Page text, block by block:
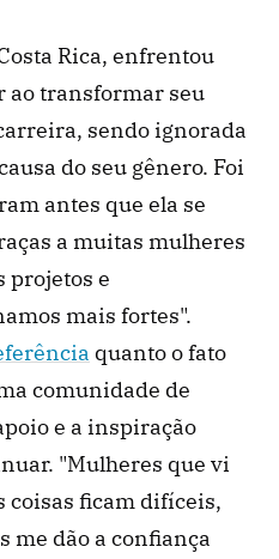
Rica, enfrentou
ao transformar seu
sendo ignorada
do seu gênero. Foi
antes que ela se
a muitas mulheres
projetos e
mais fortes".
quanto o fato
comunidade de
e a inspiração
"Mulheres que vi
coisas ficam difíceis,
me dão a confiança